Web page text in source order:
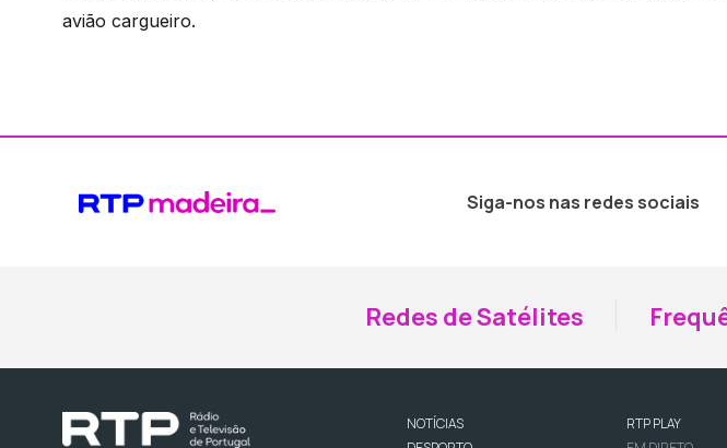
avião cargueiro.
Siga-nos nas redes sociais
Redes de Satélites
NOTÍCIAS
RTP PLAY